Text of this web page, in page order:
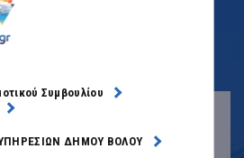
Συμβουλίου
ΔΗΜΟΥ ΒΟΛΟΥ
για να υποστηρίξουμε τη